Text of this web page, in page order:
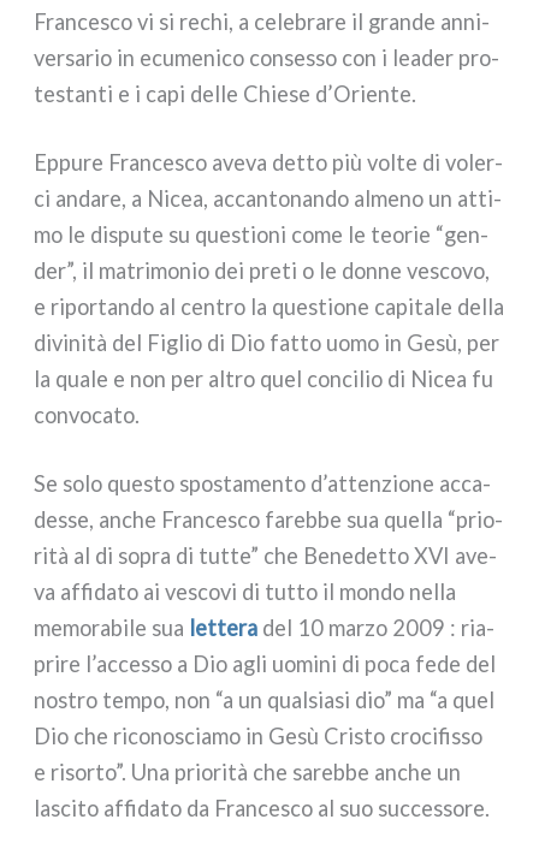
Francesco vi si rechi, a cele­bra­re il gran­de anni­
ver­sa­rio in ecu­me­ni­co con­ses­so con i lea­der pro­
te­stan­ti e i capi del­le Chiese d’Oriente.
Eppure Francesco ave­va det­to più vol­te di voler­
ci anda­re, a Nicea, accan­to­nan­do alme­no un atti­
mo le dispu­te su que­stio­ni come le teo­rie “gen­
der”, il matri­mo­nio dei pre­ti o le don­ne vesco­vo,
e ripor­tan­do al cen­tro la que­stio­ne capi­ta­le del­la
divi­ni­tà del Figlio di Dio fat­to uomo in Gesù, per
la qua­le e non per altro quel con­ci­lio di Nicea fu
con­vo­ca­to.
Se solo que­sto spo­sta­men­to d’attenzione acca­
des­se, anche Francesco fareb­be sua quel­la “prio­
ri­tà al di sopra di tut­te” che Benedetto XVI ave­
va affi­da­to ai vesco­vi di tut­to il mon­do nel­la
memo­ra­bi­le sua let­te­ra del 10 mar­zo 2009 : ria­
pri­re l’accesso a Dio agli uomi­ni di poca fede del
nostro tem­po, non “a un qual­sia­si dio” ma “a quel
Dio che rico­no­scia­mo in Gesù Cristo cro­ci­fis­so
e risor­to”. Una prio­ri­tà che sareb­be anche un
lasci­to affi­da­to da Francesco al suo suc­ces­so­re.